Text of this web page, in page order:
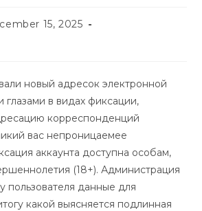
15, 2025
новый адресок электронной
глазами в видах фиксации,
корреспонденций
вас непроницаемее
аккаунта доступна особам,
(18+). Администрация
пользователя данные для
какой выясняется подлинная